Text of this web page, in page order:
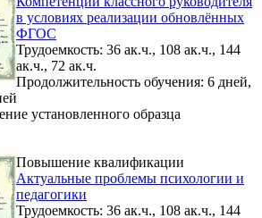
в условиях реализации обновлённых
ФГОС
Трудоемкость: 36 ак.ч., 108 ак.ч., 144
ак.ч., 72 ак.ч.
Продолжительность обучения: 6 дней,
установленного образца
Повышение квалификации
Актуальные проблемы психологии и
педагогики
Трудоемкость: 36 ак.ч., 108 ак.ч., 144